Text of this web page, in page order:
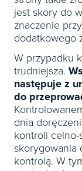
jest skory do
znaczenie
dodatkowego
W przypadku
trudniejsza.
następuje z
do
dnia
kontroli
skorygowania
kontrolą. W